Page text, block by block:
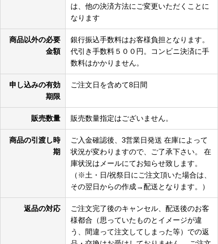
は、他の決済方法にご変更いただくことに
なります
商品以外の必要
金額
銀行振込手数料はお客様負担となります。
代引き手数料５００円。コンビニ決済に手
数料はかかりません。
申し込みの有効
期限
ご注文日を含めて8日間
販売数量 販売数量指定はございません。
商品の引渡し時
期
ご入金確認後、3営業日発送 在庫によって
状況が変わりますので、ご了承下さい。 在
庫状況はメールにてお知らせ致します。
（※土・日/祝祭日にご注文頂いた場合は、
その翌日からの作成→配送となります。）
返品の対応
ご注文完了後のキャンセル、配送後のお客
様都合（思っていたものとイメージが違
う、間違って注文してしまった等）での返